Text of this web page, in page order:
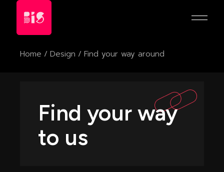
Home Design Find your way around
Find your way
to us